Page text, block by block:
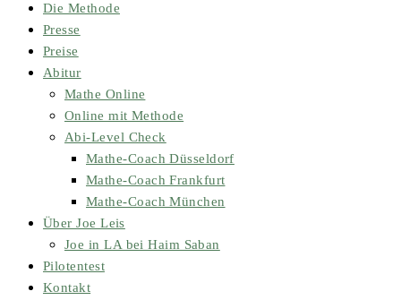
Die Methode
Presse
Preise
Abitur
Mathe Online
Online mit Methode
Abi-Level Check
Mathe-Coach Düsseldorf
Mathe-Coach Frankfurt
Mathe-Coach München
Über Joe Leis
Joe in LA bei Haim Saban
Pilotentest
Kontakt